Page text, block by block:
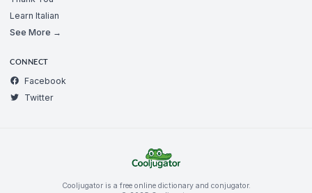
Learn Italian
See More →
CONNECT
Facebook
Twitter
Cooljugator is a free online dictionary and conjugator.